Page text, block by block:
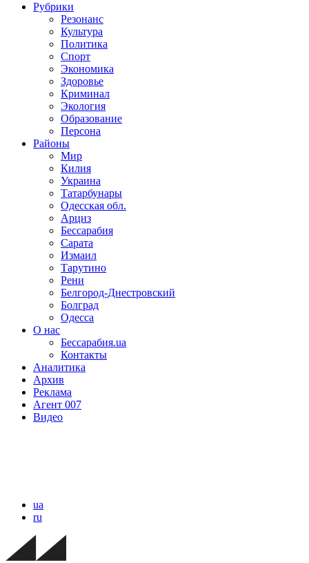
Рубрики
Резонанс
Культура
Политика
Спорт
Экономика
Здоровье
Криминал
Экология
Образование
Персона
Районы
Мир
Килия
Украина
Татарбунары
Одесская обл.
Арциз
Бессарабия
Сарата
Измаил
Тарутино
Рени
Белгород-Днестровский
Болград
Одесса
О нас
Бессарабия.ua
Контакты
Аналитика
Архив
Реклама
Агент 007
Видео
ua
ru